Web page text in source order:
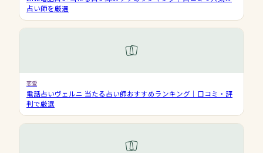
占い師を厳選
恋愛
電話占いヴェルニ 当たる占い師おすすめランキング｜口コミ・評
判で厳選